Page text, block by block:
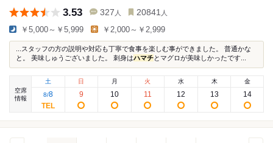
3.53 327 人 20841 人
￥5,000～￥5,999 ￥2,000～￥2,999
...スタッフの方の説明や対応も丁寧で食事を楽しむ事ができました。 普通かな
と。 美味しゅうございました。 刺身はハマチとマグロが美味しかったです...
空席
情報
土
8/8
日
9
月
10
火
11
水
12
木
13
金
14